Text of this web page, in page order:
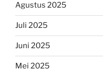
Agustus 2025
Juli 2025
Juni 2025
Mei 2025